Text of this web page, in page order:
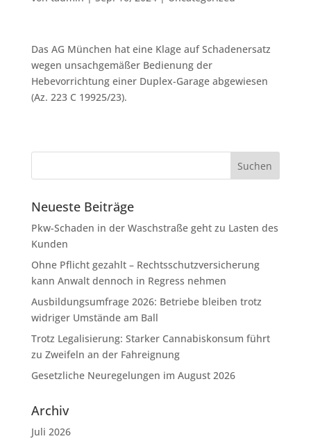
Das AG München hat eine Klage auf Schadenersatz
wegen unsachgemäßer Bedienung der
Hebevorrichtung einer Duplex-Garage abgewiesen
(Az. 223 C 19925/23).
Neueste Beiträge
Pkw-Schaden in der Waschstraße geht zu Lasten des
Kunden
Ohne Pflicht gezahlt – Rechtsschutzversicherung
kann Anwalt dennoch in Regress nehmen
Ausbildungsumfrage 2026: Betriebe bleiben trotz
widriger Umstände am Ball
Trotz Legalisierung: Starker Cannabiskonsum führt
zu Zweifeln an der Fahreignung
Gesetzliche Neuregelungen im August 2026
Archiv
Juli 2026